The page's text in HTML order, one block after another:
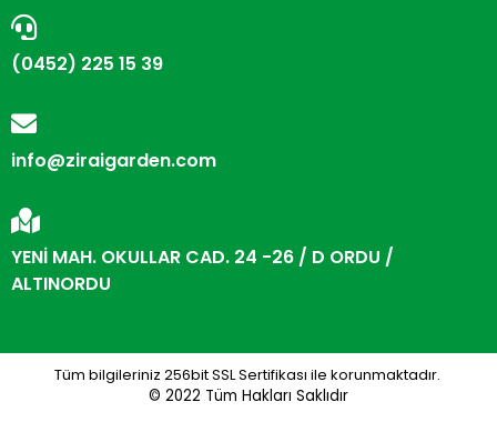
(0452) 225 15 39
info@ziraigarden.com
YENİ MAH. OKULLAR CAD. 24 -26 / D ORDU /
ALTINORDU
Tüm bilgileriniz 256bit SSL Sertifikası ile korunmaktadır.
© 2022 Tüm Hakları Saklıdır